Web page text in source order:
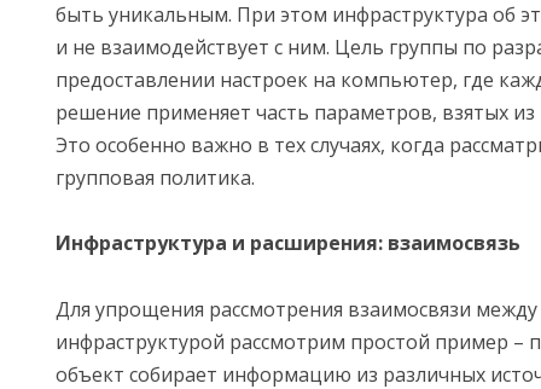
быть уникальным. При этом инфраструктура об
и не взаимодействует с ним. Цель группы по
предоставлении настроек на компьютер, где
решение применяет часть параметров, взятых из
Это особенно важно в тех случаях, когда
групповая политика.
Инфраструктура и расширения: взаимосвязь
Для упрощения рассмотрения взаимосвязи
инфраструктурой рассмотрим простой пример –
объект собирает информацию из различных